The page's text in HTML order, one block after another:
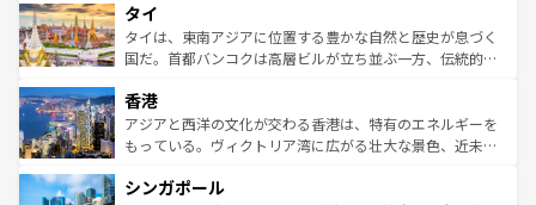
リティに包まれながら、韓国の多彩な魅力を心ゆくまで味
わってみてほしい。 なお、新着の韓国情報はコンテンツ一
覧を参照してほしい。
急速な発展と共に伝統が息づく。ハノイの古い町並みやホ
ーチミン市のフランス統治時代の建物も、独特の雰囲気を
醸し出している。また、バラエティの豊かさとおいしさで
とつ。フォーやバインミー、ベトナムコーヒーなどは、ぜ
ひ現地で味わいたい。どの地域を訪れてもあたたかい人々
が旅行者を迎えてくれるので、きっと忘れられない旅にな
参照してほしい。
タイ
タイは、東南アジアに位置する豊かな自然と歴史が息づく
国だ。首都バンコクは高層ビルが立ち並ぶ一方、伝統的な
の活気が交差している。北部ではチェンマイなどの山岳地
帯で自然と触れ合い、南部ではプーケットやクラビの美し
いビーチでリゾート気分を楽しむことができる。タイ料理
激する。気候は一年中温暖で、どの季節にも異なる楽しみ
香港
アジアと西洋の文化が交わる香港は、特有のエネルギーを
もっている。ヴィクトリア湾に広がる壮大な景色、近未来
み、どこを訪れても感動するはず。観光スポットが密集し
シンガポール